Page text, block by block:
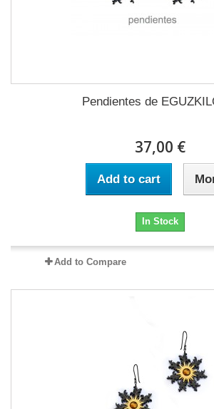
Pendientes de
37,00 €
Add to cart
In Stock
Add to Compare